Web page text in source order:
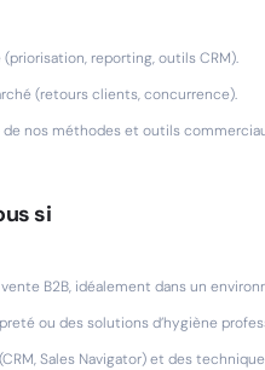
reporting, outils CRM).
(retours clients, concurrence).
nos méthodes et outils
si
B2B, idéalement dans un
ou des solutions d’hygiène
Sales Navigator) et des